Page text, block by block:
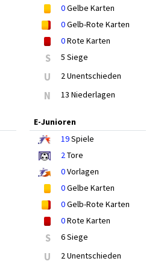
0Gelbe Karten
0Gelb-Rote Karten
0Rote Karten
S 5 Siege
U 2 Unentschieden
N 13 Niederlagen
E-Junioren
19Spiele
2Tore
0Vorlagen
0Gelbe Karten
0Gelb-Rote Karten
0Rote Karten
S 6 Siege
U 2 Unentschieden